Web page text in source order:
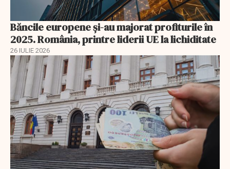
Băncile europene și-au majorat profiturile în
2025. România, printre liderii UE la lichiditate
26 IULIE 2026